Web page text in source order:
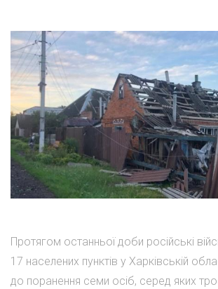
Протягом останньої доби російські
17 населених пунктів у Харківській
до поранення семи осіб, серед яких